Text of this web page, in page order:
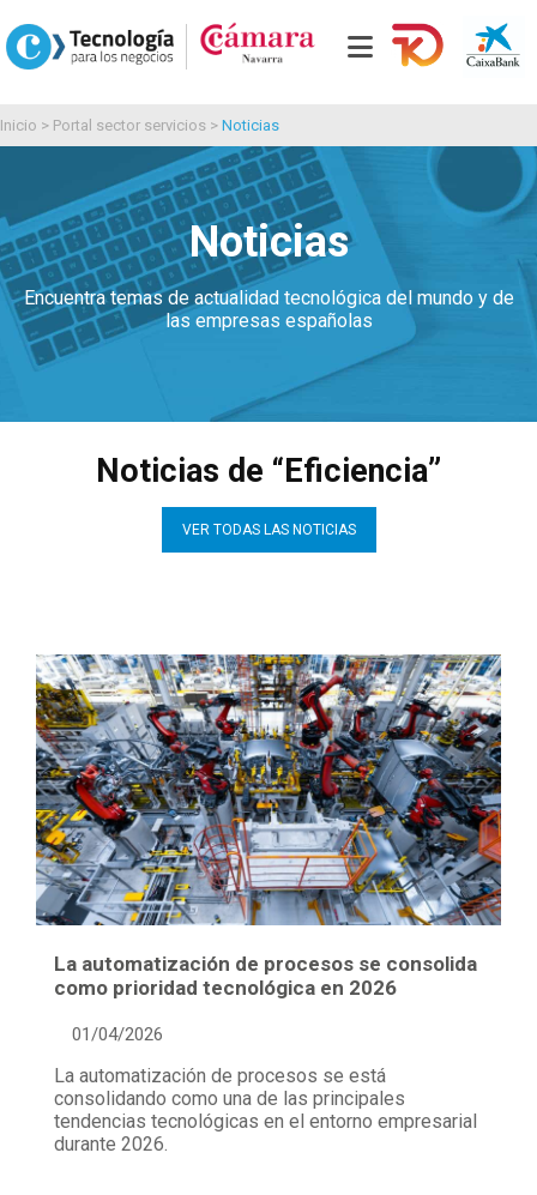
Inicio > Portal sector servicios > Noticias
Noticias
Encuentra temas de actualidad tecnológica del mundo y de
las empresas españolas
Noticias de “Eficiencia”
VER TODAS LAS NOTICIAS
La automatización de procesos se consolida
como prioridad tecnológica en 2026
01/04/2026
La automatización de procesos se está
consolidando como una de las principales
tendencias tecnológicas en el entorno empresarial
durante 2026.